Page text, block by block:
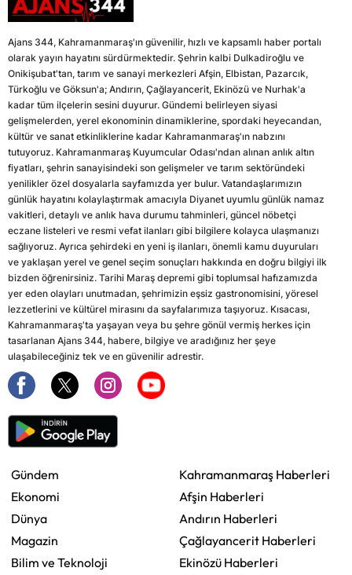
Ajans 344, Kahramanmaraş'ın güvenilir, hızlı ve kapsamlı haber portalı
olarak yayın hayatını sürdürmektedir. Şehrin kalbi Dulkadiroğlu ve
Onikişubat'tan, tarım ve sanayi merkezleri Afşin, Elbistan, Pazarcık,
Türkoğlu ve Göksun'a; Andırın, Çağlayancerit, Ekinözü ve Nurhak'a
kadar tüm ilçelerin sesini duyurur. Gündemi belirleyen siyasi
gelişmelerden, yerel ekonominin dinamiklerine, spordaki heyecandan,
kültür ve sanat etkinliklerine kadar Kahramanmaraş'ın nabzını
tutuyoruz. Kahramanmaraş Kuyumcular Odası'ndan alınan anlık altın
fiyatları, şehrin sanayisindeki son gelişmeler ve tarım sektöründeki
yenilikler özel dosyalarla sayfamızda yer bulur. Vatandaşlarımızın
günlük hayatını kolaylaştırmak amacıyla Diyanet uyumlu günlük namaz
vakitleri, detaylı ve anlık hava durumu tahminleri, güncel nöbetçi
eczane listeleri ve resmi vefat ilanları gibi bilgilere kolayca ulaşmanızı
sağlıyoruz. Ayrıca şehirdeki en yeni iş ilanları, önemli kamu duyuruları
ve yaklaşan yerel ve genel seçim sonuçları hakkında en doğru bilgiyi ilk
bizden öğrenirsiniz. Tarihi Maraş depremi gibi toplumsal hafızamızda
yer eden olayları unutmadan, şehrimizin eşsiz gastronomisini, yöresel
lezzetlerini ve kültürel mirasını da sayfalarımıza taşıyoruz. Kısacası,
Kahramanmaraş'ta yaşayan veya bu şehre gönül vermiş herkes için
tasarlanan Ajans 344, habere, bilgiye ve aradığınız her şeye
ulaşabileceğiniz tek ve en güvenilir adrestir.
Gündem
Ekonomi
Dünya
Magazin
Bilim ve Teknoloji
Kahramanmaraş Haberleri
Afşin Haberleri
Andırın Haberleri
Çağlayancerit Haberleri
Ekinözü Haberleri